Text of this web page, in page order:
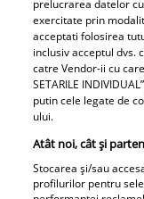
prelucrarea datelor
exercitate prin
acceptati folosirea
inclusiv acceptul dvs.
catre Vendor-ii cu
SETARILE
putin cele legate de
ului.
Atât noi, cât și
Stocarea și/sau
profilurilor pentru